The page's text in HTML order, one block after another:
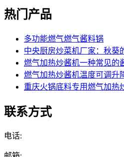
热门产品
多功能燃气燃气酱料锅
中央厨房炒菜机厂家：秋葵
燃气加热炒酱机一种常见的
燃气加热炒酱机温度可调升
重庆火锅底料专用燃气加热
联系方式
电话: